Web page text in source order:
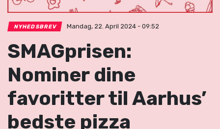
NYHEDSBREV Mandag, 22. April 2024 - 09:52
SMAGprisen:
Nominer dine
favoritter til Aarhus’
bedste pizza